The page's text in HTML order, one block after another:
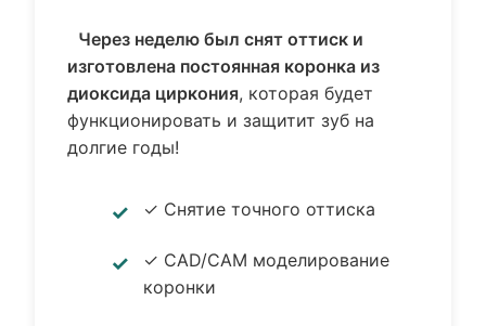
Через неделю был снят оттиск и
изготовлена постоянная коронка из
диоксида циркония, которая будет
функционировать и защитит зуб на
долгие годы!
✓ Снятие точного оттиска
✓ CAD/CAM моделирование
коронки